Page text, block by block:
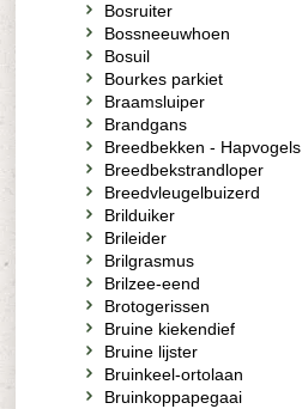
Bosruiter
Bossneeuwhoen
Bosuil
Bourkes parkiet
Braamsluiper
Brandgans
Breedbekken - Hapvogels
Breedbekstrandloper
Breedvleugelbuizerd
Brilduiker
Brileider
Brilgrasmus
Brilzee-eend
Brotogerissen
Bruine kiekendief
Bruine lijster
Bruinkeel-ortolaan
Bruinkoppapegaai